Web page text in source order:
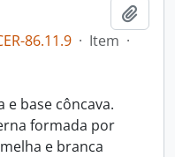
86.11.9 · Item ·
base côncava.
formada por
e branca